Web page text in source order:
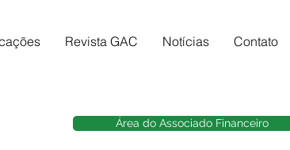
Revista GAC Notícias Contato
Área do Associado Financeiro